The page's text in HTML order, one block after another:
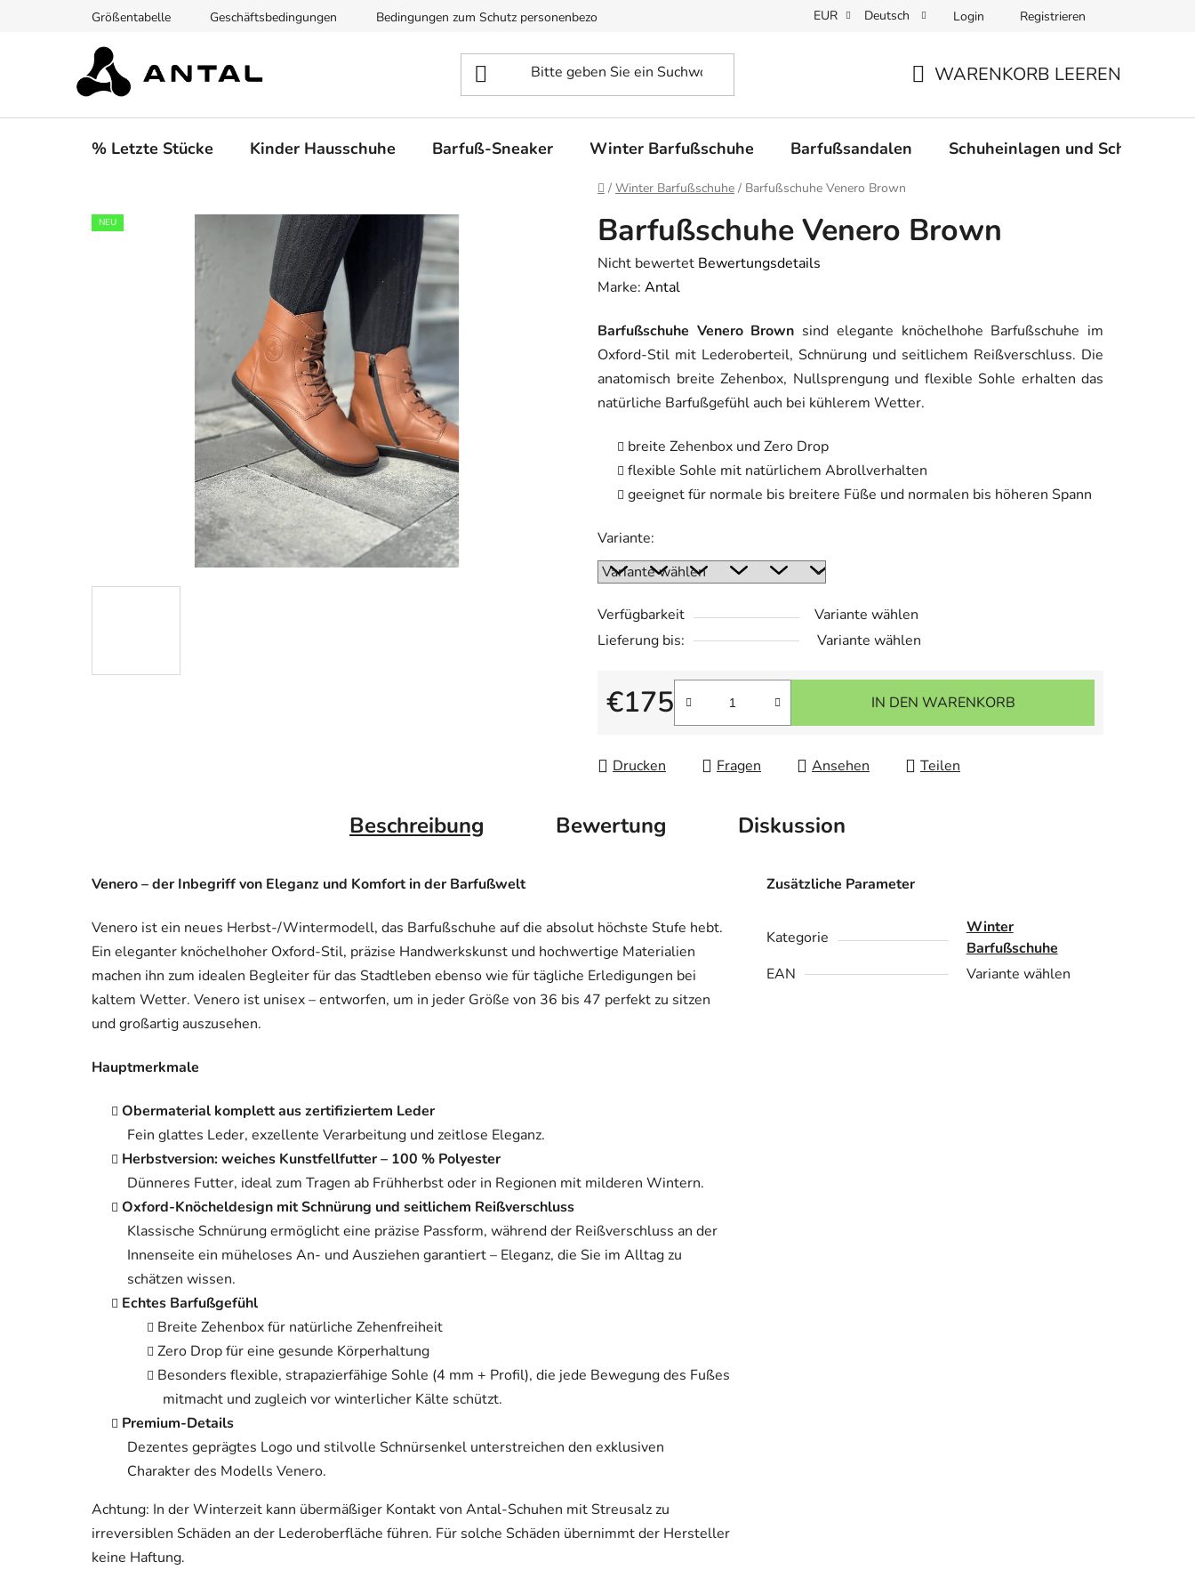
Größentabelle Geschäftsbedingungen Bedingungen zum Schutz personenbezogener Daten Verfügbarkeit und Lieferung der Ware Warenrücksendungen und Reklamationen
EUR Deutsch Login Registrieren
WARENKORB LEEREN
% Letzte Stücke Kinder Hausschuhe Barfuß-Sneaker Winter Barfußschuhe Barfußsandalen Schuheinlagen und
Startseite
/ Winter Barfußschuhe / Barfußschuhe Venero Brown
Barfußschuhe Venero Brown
Die
durchschnittliche
ist
0,0
von
5
Nicht bewertet Bewertungsdetails
Marke: Antal
Barfußschuhe Venero Brown sind elegante knöchelhohe Barfußschuhe im
Oxford-Stil mit Lederoberteil, Schnürung und seitlichem Reißverschluss. Die
anatomisch breite Zehenbox, Nullsprengung und flexible Sohle erhalten das
natürliche Barfußgefühl auch bei kühlerem Wetter.
breite Zehenbox und Zero Drop
flexible Sohle mit natürlichem Abrollverhalten
geeignet für normale bis breitere Füße und normalen bis höheren Spann
Variante:
Verfügbarkeit
Variante wählen
Lieferung bis:
Variante wählen
€175
Verkaufspreis:
IN DEN WARENKORB
Drucken Fragen Ansehen Teilen
NEU
Beschreibung Bewertung Diskussion
Venero – der Inbegriff von Eleganz und Komfort in der Barfußwelt
Venero ist ein neues Herbst-/Wintermodell, das Barfußschuhe auf die absolut höchste Stufe hebt.
Ein eleganter knöchelhoher Oxford-Stil, präzise Handwerkskunst und hochwertige Materialien
machen ihn zum idealen Begleiter für das Stadtleben ebenso wie für tägliche Erledigungen bei
kaltem Wetter. Venero ist unisex – entworfen, um in jeder Größe von 36 bis 47 perfekt zu sitzen
und großartig auszusehen.
Hauptmerkmale
Obermaterial komplett aus zertifiziertem Leder
Fein glattes Leder, exzellente Verarbeitung und zeitlose Eleganz.
Herbstversion: weiches Kunstfellfutter – 100 % Polyester
Dünneres Futter, ideal zum Tragen ab Frühherbst oder in Regionen mit milderen Wintern.
Oxford-Knöcheldesign mit Schnürung und seitlichem Reißverschluss
Klassische Schnürung ermöglicht eine präzise Passform, während der Reißverschluss an der
Innenseite ein müheloses An- und Ausziehen garantiert – Eleganz, die Sie im Alltag zu
schätzen wissen.
Echtes Barfußgefühl
Breite Zehenbox für natürliche Zehenfreiheit
Zero Drop für eine gesunde Körperhaltung
Besonders flexible, strapazierfähige Sohle (4 mm + Profil), die jede Bewegung des Fußes
mitmacht und zugleich vor winterlicher Kälte schützt.
Premium-Details
Dezentes geprägtes Logo und stilvolle Schnürsenkel unterstreichen den exklusiven
Charakter des Modells Venero.
Achtung: In der Winterzeit kann übermäßiger Kontakt von Antal-Schuhen mit Streusalz zu
irreversiblen Schäden an der Lederoberfläche führen. Für solche Schäden übernimmt der Hersteller
keine Haftung.
Zusätzliche Parameter
Kategorie
Winter
Barfußschuhe
EAN
Variante wählen